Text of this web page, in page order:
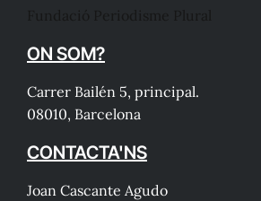
ON SOM?
Carrer Bailén 5, principal.
08010, Barcelona
CONTACTA'NS
Joan Cascante Agudo